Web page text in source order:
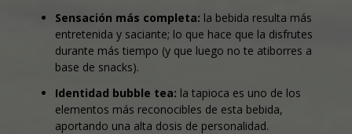
Sensación más completa: la bebida resulta más
entretenida y saciante; lo que hace que la disfrutes
durante más tiempo (y que luego no te atiborres a
base de snacks).
Identidad bubble tea: la tapioca es uno de los
elementos más reconocibles de esta bebida,
aportando una alta dosis de personalidad.